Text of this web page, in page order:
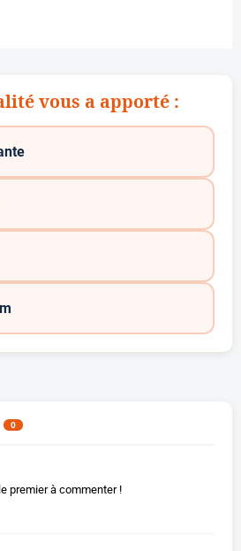
vous a apporté :
0
premier à commenter !